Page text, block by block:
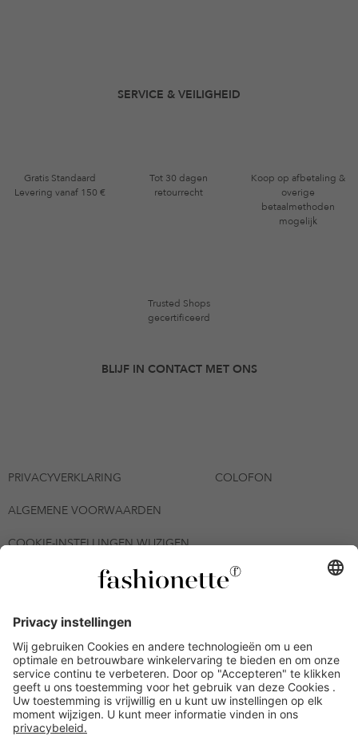
SERVICE & VEILIGHEID
Gratis Standaard
Levering vanaf 150 €
Tot 30 dagen
retourrecht
Koop op afbetaling &
overige
betaalmethoden
mogelijk
Trusted Shops
gecertificeerd
BLIJF IN CONTACT MET ONS
PRIVACYVERKLARING COLOFON
ALGEMENE VOORWAARDEN
COOKIE-INSTELLINGEN WIJZIGEN
© 2026 - fashionette Plattform GmbH
*De kortingsbon is tot en met 12-08-2026 meerdere keren
inwisselbaar op alle artikelen op de pagina
fashionette.nl/selected-styles. De voorwaarden zoals vastgelegd in
artikel 9 van de algemene voorwaarden zijn van toepassing.
Bepaalde merken en artikelen kunnen uitgesloten zijn.
Kredietwaardigheid nodig. Alle prijzen inclusief btw en zonder
verzendkosten. De personen die genoemd of gepresenteerd zijn,